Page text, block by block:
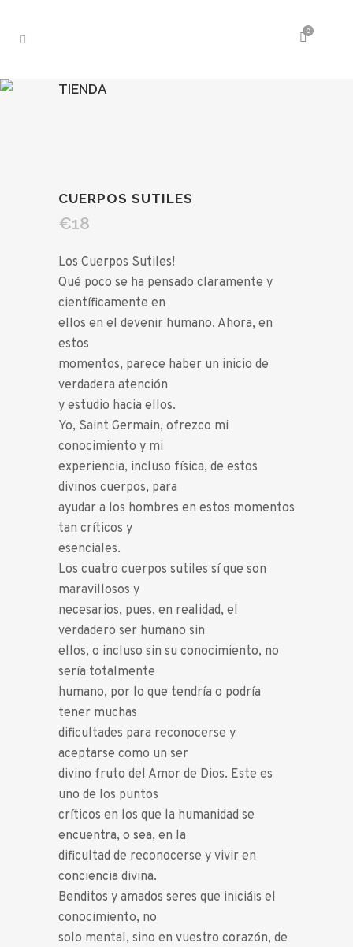
0
TIENDA
CUERPOS SUTILES
€18
Los Cuerpos Sutiles!
Qué poco se ha pensado claramente y
científicamente en
ellos en el devenir humano. Ahora, en
estos
momentos, parece haber un inicio de
verdadera atención
y estudio hacia ellos.
Yo, Saint Germain, ofrezco mi
conocimiento y mi
experiencia, incluso física, de estos
divinos cuerpos, para
ayudar a los hombres en estos momentos
tan críticos y
esenciales.
Los cuatro cuerpos sutiles sí que son
maravillosos y
necesarios, pues, en realidad, el
verdadero ser humano sin
ellos, o incluso sin su conocimiento, no
sería totalmente
humano, por lo que tendría o podría
tener muchas
dificultades para reconocerse y
aceptarse como un ser
divino fruto del Amor de Dios. Este es
uno de los puntos
críticos en los que la humanidad se
encuentra, o sea, en la
dificultad de reconocerse y vivir en
conciencia divina.
Benditos y amados seres que iniciáis el
conocimiento, no
solo mental, sino en vuestro corazón, de